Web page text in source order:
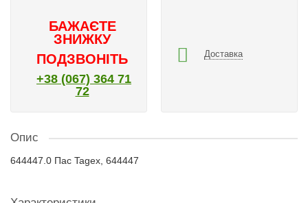
БАЖАЄТЕ
ЗНИЖКУ
ПОДЗВОНІТЬ
+38 (067) 364 71
72
Доставка
Опис
644447.0 Пас Tagex, 644447